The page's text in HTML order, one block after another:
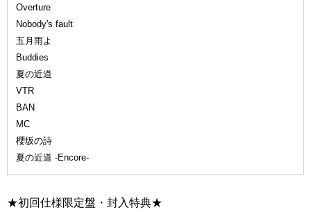
Overture
Nobody's fault
五月雨よ
Buddies
夏の近道
VTR
BAN
MC
櫻坂の詩
夏の近道 -Encore-
★初回仕様限定盤・封入特典★